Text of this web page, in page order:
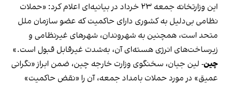
این وزارتخانه جمعه ۲۳ خرداد در بیانیه‌ای اعلام کرد: «حملات
نظامی بی‌دلیل به کشوری دارای حاکمیت که عضو سازمان ملل
متحد است، همچنین به شهروندان، شهرهای غیرنظامی و
زیرساخت‌های انرژی هسته‌ای آن، به‌شدت غیرقابل قبول است.»
چین- لین جیان، سخنگوی وزارت خارجه چین، ضمن ابراز «نگرانی
عمیق» در مورد حملات بامداد جمعه، آن را «نقض حاکمیت»